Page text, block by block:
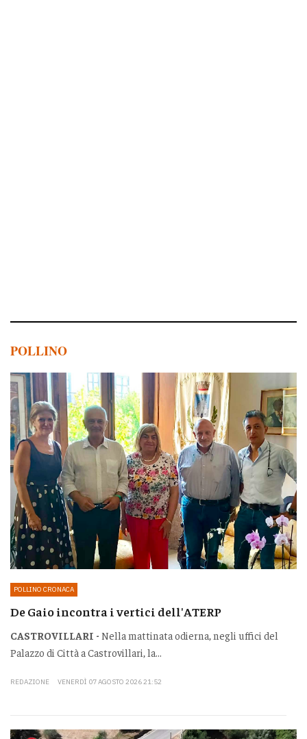
POLLINO
POLLINO CRONACA
De Gaio incontra i vertici dell'ATERP
CASTROVILLARI - Nella mattinata odierna, negli uffici del
Palazzo di Città a Castrovillari, la...
REDAZIONE VENERDÌ 07 AGOSTO 2026 21:52